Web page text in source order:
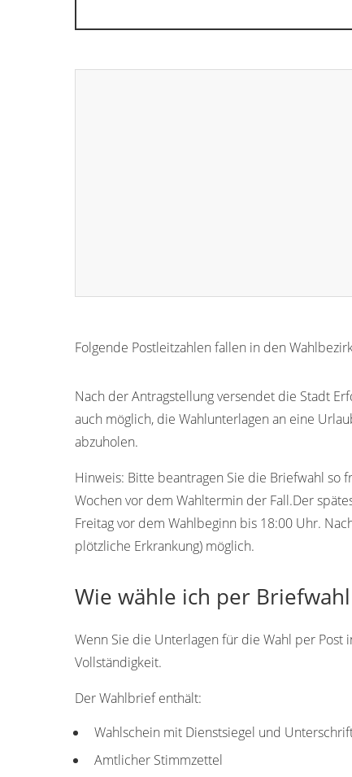
Folgende Postleitzahlen fallen in den
Nach der Antragstellung versendet die Stadt
auch möglich, die Wahlunterlagen an eine
abzuholen.
Hinweis: Bitte beantragen Sie die Briefwahl so
Wochen vor dem Wahltermin der Fall.Der
Freitag vor dem Wahlbeginn bis 18:00 Uhr.
plötzliche Erkrankung) möglich.
Wie wähle ich per
Wenn Sie die Unterlagen für die Wahl per Post
Vollständigkeit.
Der Wahlbrief enthält:
Wahlschein mit Dienstsiegel und
Amtlicher Stimmzettel